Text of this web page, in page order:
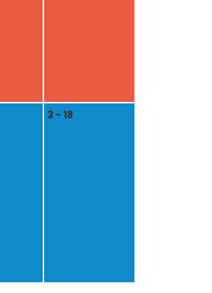
3 - 18